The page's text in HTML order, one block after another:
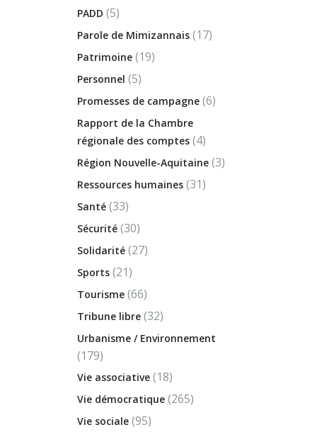
PADD (5)
Parole de Mimizannais (17)
Patrimoine (19)
Personnel (5)
Promesses de campagne (6)
Rapport de la Chambre
régionale des comptes (4)
Région Nouvelle-Aquitaine (3)
Ressources humaines (31)
Santé (33)
Sécurité (30)
Solidarité (27)
Sports (21)
Tourisme (66)
Tribune libre (32)
Urbanisme / Environnement
(179)
Vie associative (18)
Vie démocratique (265)
Vie sociale (95)